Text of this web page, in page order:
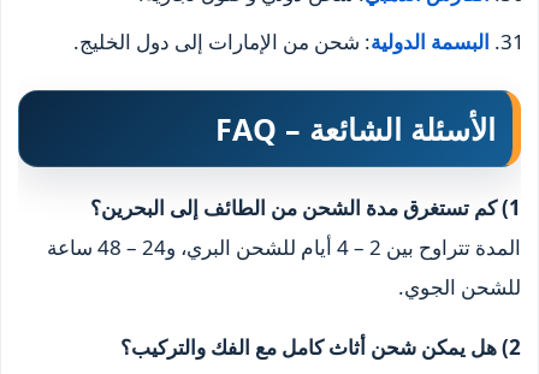
البسمة الدولية: شحن من الإمارات إلى دول الخليج.
الأسئلة الشائعة – FAQ
1) كم تستغرق مدة الشحن من الطائف إلى البحرين؟
المدة تتراوح بين 2 – 4 أيام للشحن البري، و24 – 48 ساعة
للشحن الجوي.
2) هل يمكن شحن أثاث كامل مع الفك والتركيب؟